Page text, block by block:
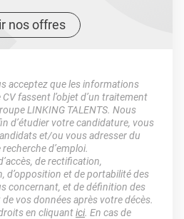
nos offres
acceptez que les informations
fassent l’objet d’un traitement
LINKING TALENTS. Nous
d’étudier votre candidature, vous
et/ou vous adresser du
d’emploi.
de rectification,
d’opposition et de portabilité des
concernant, et de définition des
vos données après votre décès.
en cliquantici. En cas de